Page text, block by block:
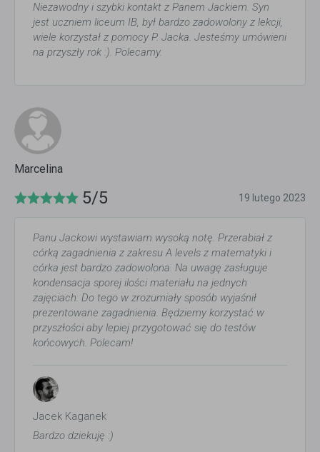
Niezawodny i szybki kontakt z Panem Jackiem. Syn
jest uczniem liceum IB, był bardzo zadowolony z lekcji,
wiele korzystał z pomocy P. Jacka. Jesteśmy umówieni
na przyszły rok :). Polecamy.
Marcelina
5/5 19 lutego 2023
Panu Jackowi wystawiam wysoką notę. Przerabiał z
córką zagadnienia z zakresu A levels z matematyki i
córka jest bardzo zadowolona. Na uwagę zasługuje
kondensacja sporej ilości materiału na jednych
zajęciach. Do tego w zrozumiały sposób wyjaśnił
prezentowane zagadnienia. Będziemy korzystać w
przyszłości aby lepiej przygotować się do testów
końcowych. Polecam!
Jacek Kaganek
Bardzo dziekuję :)